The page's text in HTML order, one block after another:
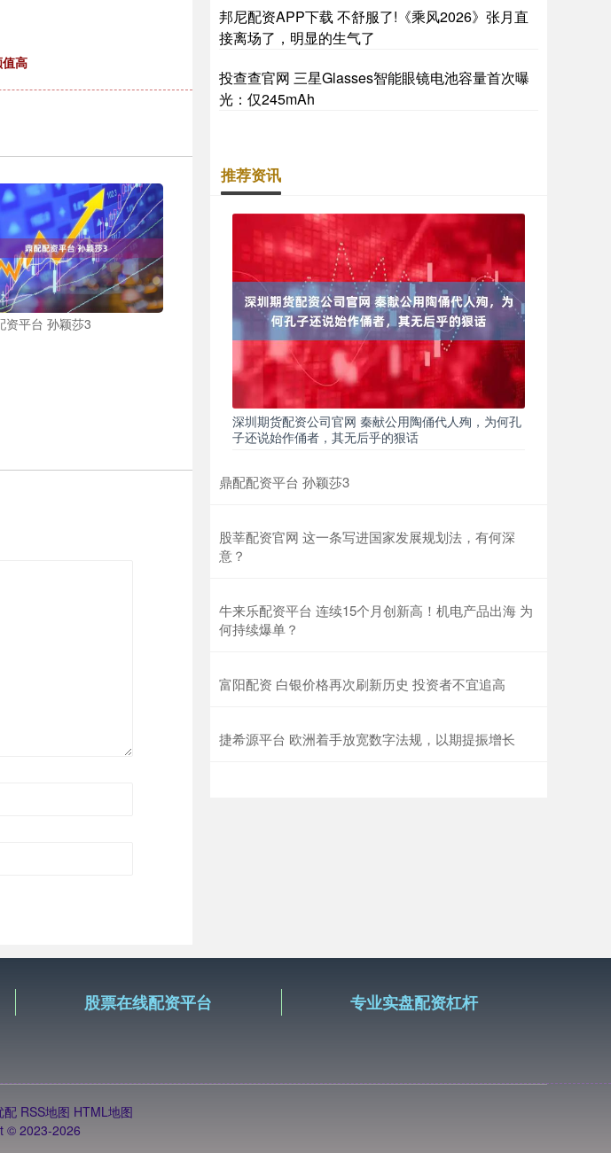
高
资平台 孙颖莎3
邦尼配资APP下载 不舒服了!《乘风2026》张月直
接离场了，明显的生气了
投查查官网 三星Glasses智能眼镜电池容量首次曝
光：仅245mAh
推荐资讯
深圳期货配资公司官网 秦献公用陶俑代人殉，为何孔
子还说始作俑者，其无后乎的狠话
鼎配配资平台 孙颖莎3
股莘配资官网 这一条写进国家发展规划法，有何深
意？
牛来乐配资平台 连续15个月创新高！机电产品出海 为
何持续爆单？
富阳配资 白银价格再次刷新历史 投资者不宜追高
捷希源平台 欧洲着手放宽数字法规，以期提振增长
股票在线配资平台 专业实盘配资杠杆
配 RSS地图 HTML地图
© 2023-2026